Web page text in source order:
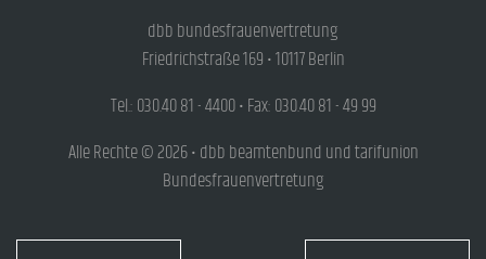
dbb bundesfrauenvertretung
Friedrichstraße 169 • 10117 Berlin
Tel.: 030.40 81 - 4400 • Fax: 030.40 81 - 49 99
Alle Rechte © 2026 • dbb beamtenbund und tarifunion
Bundesfrauenvertretung